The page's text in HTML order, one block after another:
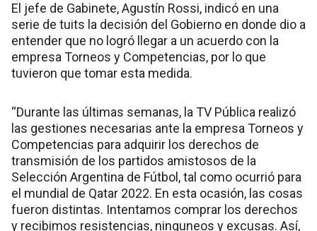
El jefe de Gabinete, Agustín Rossi, indicó en una
serie de tuits la decisión del Gobierno en donde dio a
entender que no logró llegar a un acuerdo con la
empresa Torneos y Competencias, por lo que
tuvieron que tomar esta medida.
“Durante las últimas semanas, la TV Pública realizó
las gestiones necesarias ante la empresa Torneos y
Competencias para adquirir los derechos de
transmisión de los partidos amistosos de la
Selección Argentina de Fútbol, tal como ocurrió para
el mundial de Qatar 2022. En esta ocasión, las cosas
fueron distintas. Intentamos comprar los derechos
y recibimos resistencias, ninguneos y excusas. Así,